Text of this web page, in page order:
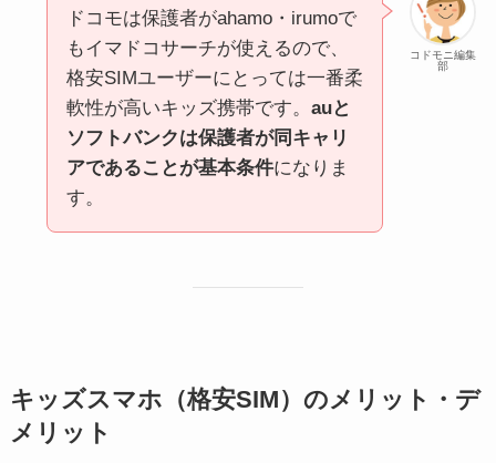
コドモニ編集
部
ドコモは保護者がahamo・irumoで
もイマドコサーチが使えるので、
格安SIMユーザーにとっては一番柔
軟性が高いキッズ携帯です。 auと
ソフトバンクは保護者が同キャリ
アであることが基本条件になりま
す。
キッズスマホ（格安SIM）のメリット・デ
メリット